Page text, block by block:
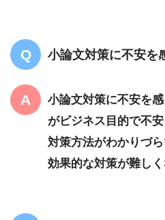
小論文対策に不安を
小論文対策に不安を
がビジネス目的で不
対策方法がわかりづ
効果的な対策が難しく